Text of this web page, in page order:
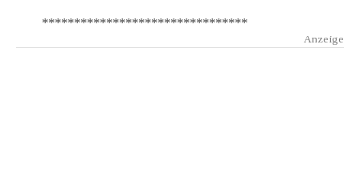
********************************